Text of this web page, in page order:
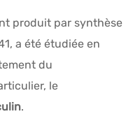
produit par synthèse
a été étudiée en
du
le
.